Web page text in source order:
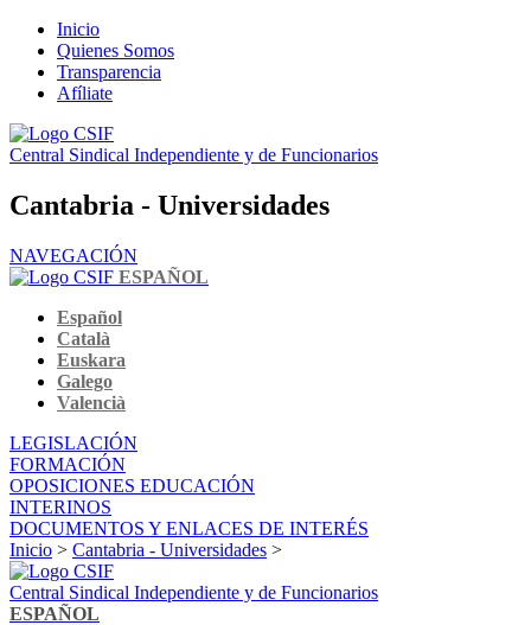
Inicio
Quienes Somos
Transparencia
Afíliate
Central Sindical Independiente y de Funcionarios
Cantabria - Universidades
NAVEGACIÓN
ESPAÑOL
Español
Català
Euskara
Galego
Valencià
LEGISLACIÓN
FORMACIÓN
OPOSICIONES EDUCACIÓN
INTERINOS
DOCUMENTOS Y ENLACES DE INTERÉS
Inicio > Cantabria - Universidades >
Central Sindical Independiente y de Funcionarios
ESPAÑOL